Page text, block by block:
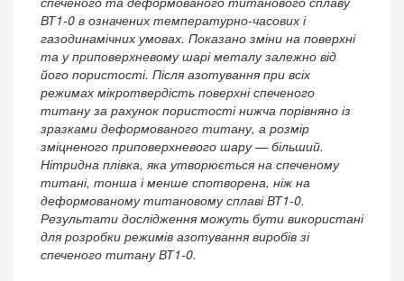
ВТ1-0 в означених температурно-часових і
газодинамічних умовах. Показано зміни на поверхні
та у приповерхневому шарі металу залежно від
його пористості. Після азотування при всіх
режимах мікротвердість поверхні спеченого
титану за рахунок пористості нижча порівняно із
зразками деформованого титану, а розмір
зміцненого приповерхневого шару — більший.
Нітридна плівка, яка утворюється на спеченому
титані, тонша і менше спотворена, ніж на
деформованому титановому сплаві ВТ1-0.
Результати дослідження можуть бути використані
для розробки режимів азотування виробів зі
спеченого титану ВТ1-0.